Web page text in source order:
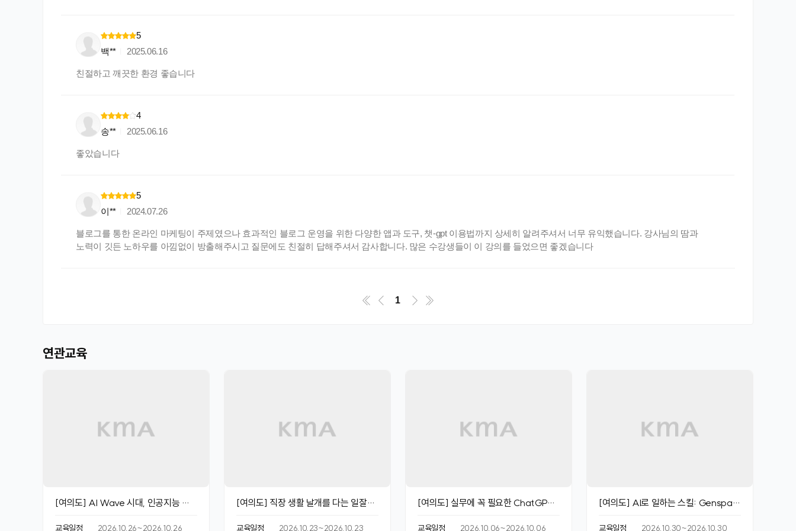
5
백**
2025.06.16
친절하고 깨끗한 환경 좋습니다
4
송**
2025.06.16
좋았습니다
5
이**
2024.07.26
블로그를 통한 온라인 마케팅이 주제였으나 효과적인 블로그 운영을 위한 다양한 앱과 도구, 챗-gpt 이용법까지 상세히 알려주셔서 너무 유익했습니다. 강사님의 땀과
노력이 깃든 노하우를 아낌없이 방출해주시고 질문에도 친절히 답해주셔서 감사합니다. 많은 수강생들이 이 강의를 들었으면 좋겠습니다
1
연관교육
[여의도] AI Wave 시대, 인공지능 이
교육일정 2026.10.26~2026.10.26
[여의도] 직장 생활 날개를 다는 일잘러
교육일정 2026.10.23~2026.10.23
[여의도] 실무에 꼭 필요한 ChatGPT
교육일정 2026.10.06~2026.10.06
[여의도] AI로 일하는 스킬: Genspar
교육일정 2026.10.30~2026.10.30